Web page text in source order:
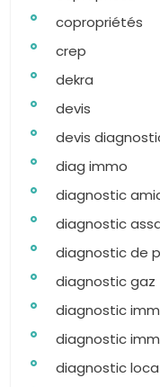
copropriétés
crep
dekra
devis
devis
diag immo
diagnostic
diagnostic
diagnostic de
diagnostic gaz
diagnostic
diagnostic
diagnostic